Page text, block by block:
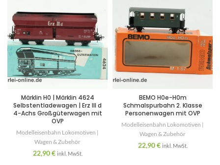
Märklin H0 | Märklin 4624
Selbstentladewagen | Erz III d
4-Achs Großgüterwagen mit
OVP
Modelleisenbahn Lokomotiven |
Wagen & Zubehör
22,90€ inkl. MwSt.
BEMO H0e-H0m
Schmalspurbahn 2. Klasse
Personenwagen mit OVP
Modelleisenbahn Lokomotiven |
Wagen & Zubehör
22,90€ inkl. MwSt.